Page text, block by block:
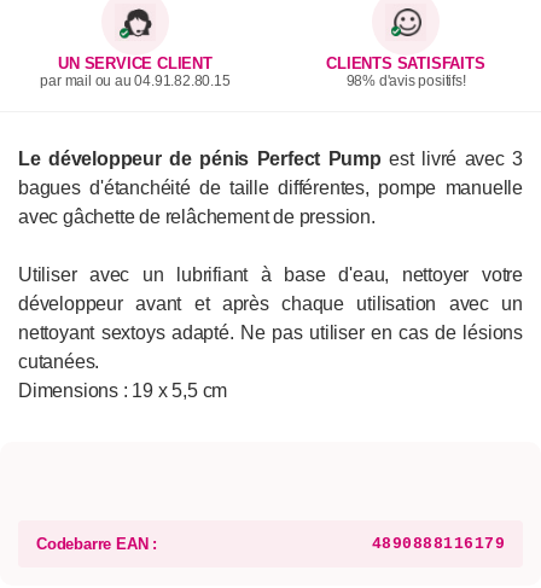
UN SERVICE CLIENT
par mail ou au 04.91.82.80.15
CLIENTS SATISFAITS
98% d'avis positifs!
Le développeur de pénis Perfect Pump est livré avec 3
bagues d'étanchéité de taille différentes, pompe manuelle
avec gâchette de relâchement de pression.
Utiliser avec un lubrifiant à base d'eau, nettoyer votre
développeur avant et après chaque utilisation avec un
nettoyant sextoys adapté. Ne pas utiliser en cas de lésions
cutanées.
Dimensions : 19 x 5,5 cm
Codebarre EAN : 4890888116179